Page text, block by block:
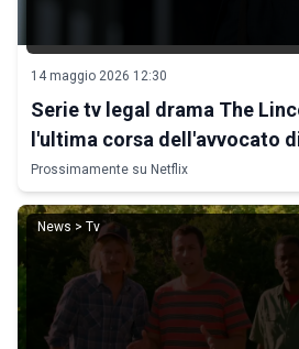
14 maggio 2026 12:30
Serie tv legal drama The
l'ultima corsa dell'avvocato
Prossimamente su Netflix
News > Tv